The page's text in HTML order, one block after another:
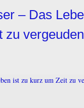
– Das
zu